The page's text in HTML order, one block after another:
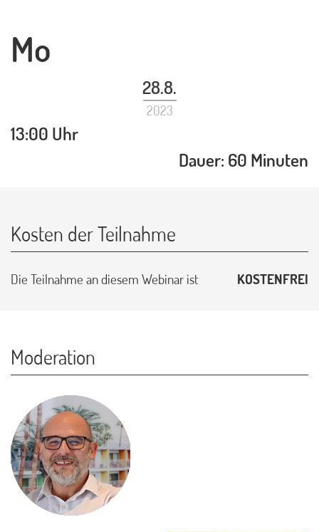
Mo
28.8.
2023
13:00 Uhr
Dauer: 60 Minuten
Kosten der Teilnahme
Die Teilnahme an diesem Webinar ist KOSTENFREI
Moderation